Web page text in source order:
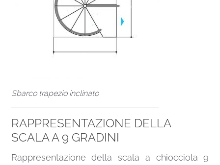
Sbarco trapezio inclinato
RAPPRESENTAZIONE DELLA
SCALA A 9 GRADINI
Rappresentazione della scala a chiocciola 9